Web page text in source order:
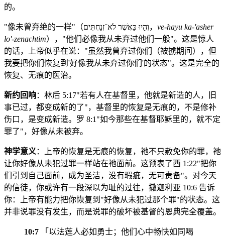
的。
"像未曾弃绝的一样"（וְהָיוּ כַּאֲשֶׁר לֹא־זְנַחְתִּים， ve-hayu ka-'asher
lo'-zenachtim），"他们必像我从未弃过他们一般"。这是惊人
的话，上帝似乎在说："虽然我曾弃过你们（被掳期间），但
我要把你们恢复到'好像我从未弃过你们'的状态"。这是完全的
恢复、无痕的医治。
新约回响：林后 5:17"若有人在基督里，他就是新造的人，旧
事已过，都变成新的了"，基督里的恢复是无痕的，不是修补
伤口，是变成新造。罗 8:1"如今那些在基督耶稣里的，就不定
罪了"，好像从未被弃。
神学意义：上帝的恢复是无痕的恢复，祂不只赦免你的罪，祂
让你好像从未犯过罪一样站在祂面前。这预表了西 1:22"把你
们引到自己面前，成为圣洁，没有瑕疵，无可责备"。对今天
的信徒，你或许有一段深以为耻的过往，撒迦利亚 10:6 告诉
你：上帝有能力把你恢复到"好像从未犯过那个罪"的状态。这
并非说罪没有发生，而是说罪的破坏被基督的恩典完全覆盖。
10:7 「以法莲人必如勇士；他们心中畅快如同喝